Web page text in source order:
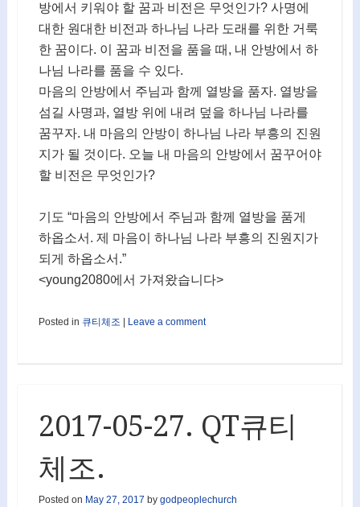
방에서 키워야 할 꿈과 비전은 무엇인가? 사명에
대한 원대한 비전과 하나님 나라 도래를 위한 거룩
한 꿈이다. 이 꿈과 비전을 품을 때, 내 안방에서 하
나님 나라를 품을 수 있다.
마음의 안방에서 주님과 함께 열방을 품자. 열방을
섬길 사명과, 열방 위에 내려 덮을 하나님 나라를
꿈꾸자. 내 마음의 안방이 하나님 나라 부흥의 진원
지가 될 것이다. 오늘 내 마음의 안방에서 꿈꾸어야
할 비전은 무엇인가?
기도 “마음의 안방에서 주님과 함께 열방을 품게
하옵소서. 제 마음이 하나님 나라 부흥의 진원지가
되게 하옵소서.”
<young2080에서 가져왔습니다>
Posted in 큐티체조 Leave a comment
2017-05-27. QT큐티
체조.
Posted on May 27, 2017 by godpeoplechurch